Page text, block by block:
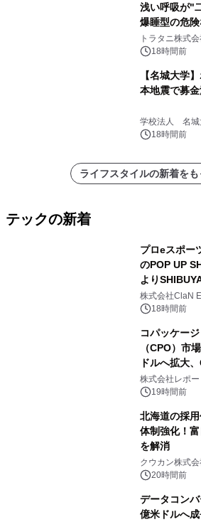
浅い呼吸が"
爆睡型の危
説
トラタニ株式会
18時間前
【名城大学
本地震で募
学校法人 名城
18時間前
ライフスタイルの新着を
テックの新着
プロeスポー
のPOP UP
より
開催決定！！
株式会社ClaN
18時間前
コパッケー
（CPO）市
ドルへ拡大
センター・高
速
株式会社レポ
19時間前
北海道の採用
体制強化！
を解消
クウカン株式会
20時間前
データコン
億米ドルへ